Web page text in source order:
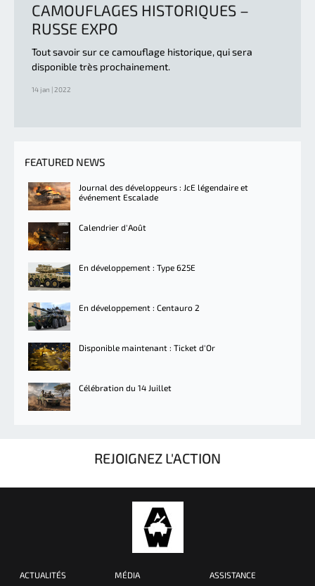
CAMOUFLAGES HISTORIQUES –
RUSSE EXPO
Tout savoir sur ce camouflage historique, qui sera
disponible très prochainement.
14 jan | 2022
FEATURED NEWS
Journal des développeurs : JcE légendaire et
événement Escalade
Calendrier d'Août
En développement : Type 625E
En développement : Centauro 2
Disponible maintenant : Ticket d'Or
Célébration du 14 Juillet
REJOIGNEZ L'ACTION
ACTUALITÉS MÉDIA ASSISTANCE